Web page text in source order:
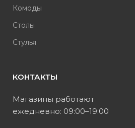
Комоды
Столы
Стулья
КОНТАКТЫ
Магазины работают
ежедневно: 09:00–19:00